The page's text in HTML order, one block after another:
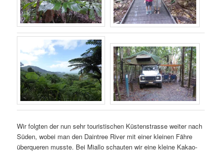
Wir folgten der nun sehr touristischen Küstenstrasse weiter nach
Süden, wobei man den Daintree River mit einer kleinen Fähre
überqueren musste. Bei Miallo schauten wir eine kleine Kakao-